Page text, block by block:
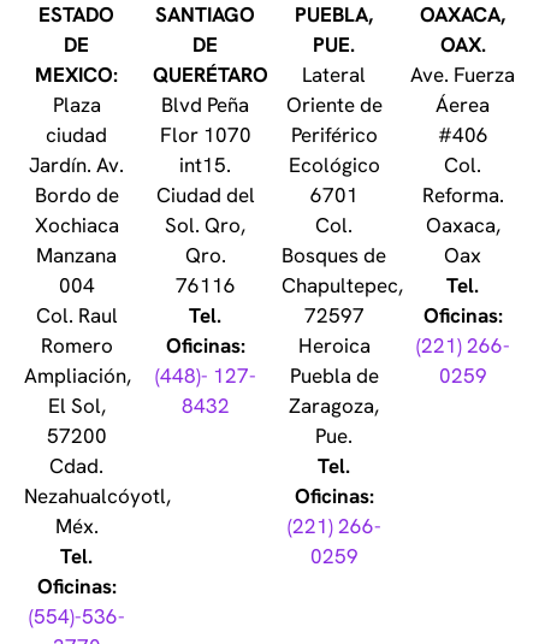
ESTADO
DE
MEXICO:
Plaza
ciudad
Jardín. Av.
Bordo de
Xochiaca
Manzana
004
Col. Raul
Romero
Ampliación,
El Sol,
57200
Cdad.
Nezahualcóyotl,
Méx.
Tel.
Oficinas:
(554)-536-
SANTIAGO
DE
QUERÉTARO
Blvd Peña
Flor 1070
int15.
Ciudad del
Sol. Qro,
Qro.
76116
Tel.
Oficinas:
(448)- 127-
8432
PUEBLA,
PUE.
Lateral
Oriente de
Periférico
Ecológico
6701
Col.
Bosques de
Chapultepec,
72597
Heroica
Puebla de
Zaragoza,
Pue.
Tel.
Oficinas:
(221) 266-
0259
OAXACA,
OAX.
Ave. Fuerza
Áerea
#406
Col.
Reforma.
Oaxaca,
Oax
Tel.
Oficinas:
(221) 266-
0259